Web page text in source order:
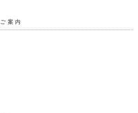
ご 案 内